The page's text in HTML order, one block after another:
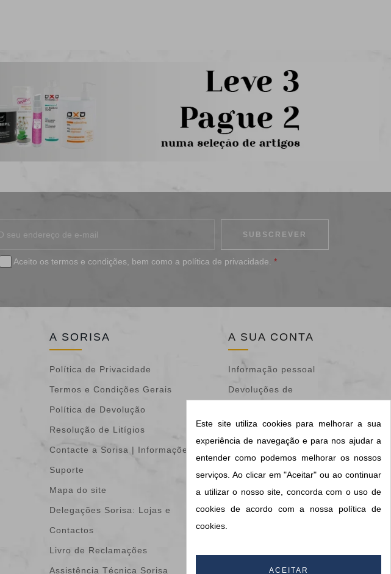
Aceito os termos e condições , bem como a política de privacidade *
A SORISA
Política de Privacidade
Termos e Condições Gerais
Política de Devolução
Resolução de Litígios
Contacte a Sorisa | Informações &
Suporte
Mapa do site
Delegações Sorisa: Lojas e
Contactos
Livro de Reclamações
Assistência Técnica Sorisa
A SUA CONTA
Informação pessoal
Devoluções de
Encomendas
Endereços
Vales de desconto
Os meus alertas
Informações do meu
Este site utiliza cookies para melhorar a sua
experiência de navegação e para nos ajudar a
entender como podemos melhorar os nossos
serviços. Ao clicar em "Aceitar" ou ao continuar
a utilizar o nosso site, concorda com o uso de
cookies de acordo com a nossa política de
cookies.
ACEITAR